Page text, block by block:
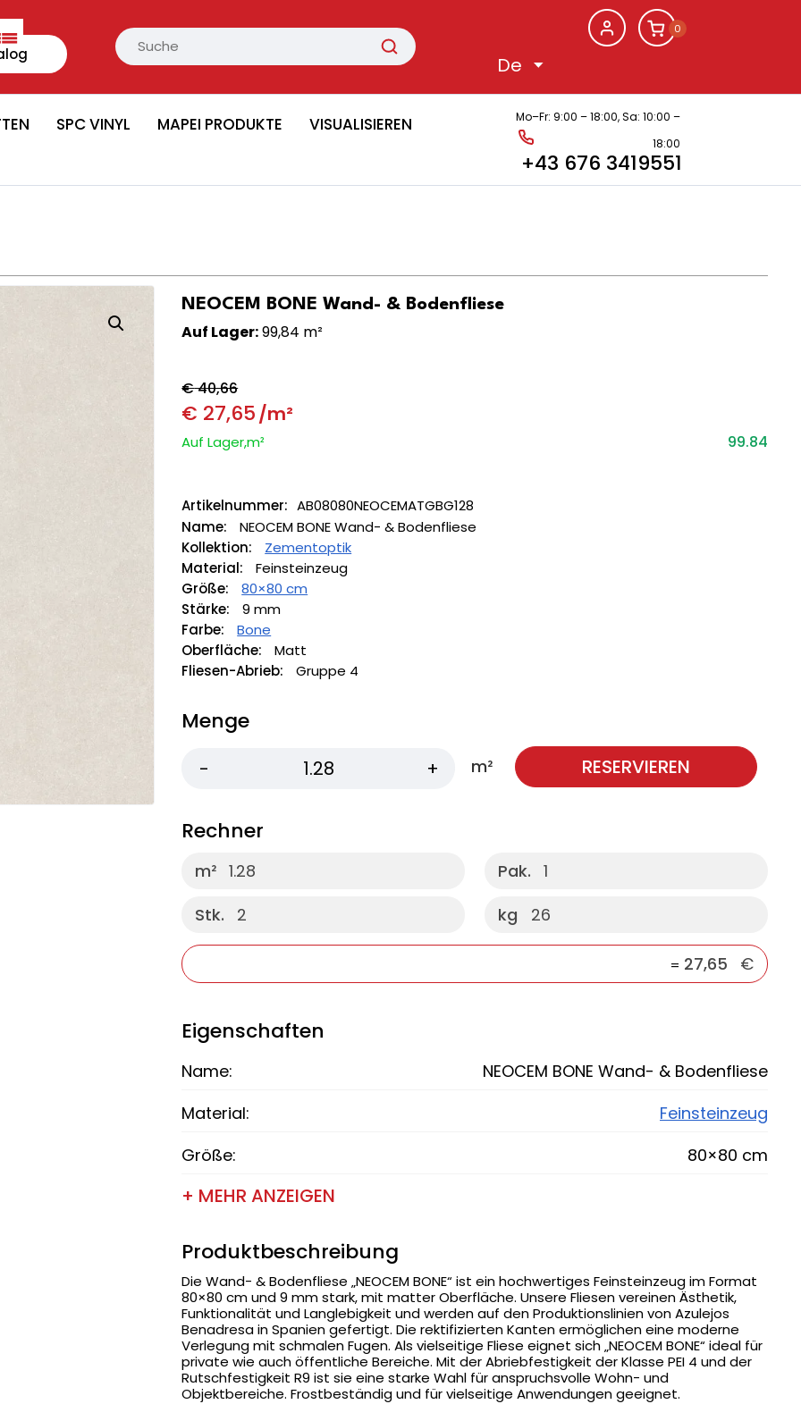
0
SPC VINYL MAPEI PRODUKTE
VISUALISIEREN
Mo–Fr: 9:00 – 18:00,Sa: 10:00 –
18:00
+43 676 3419551
NEOCEM BONE Wand- & Bodenfliese
Auf Lager:99,84 m²
€40,66
€ 27,65/m²
Auf Lager,m² 99.84
Artikelnummer: AB08080NEOCEMATGBG128
Name:
NEOCEM BONE Wand- & Bodenfliese
Kollektion:
Zementoptik
Material:
Feinsteinzeug
Größe:
80×80 cm
Stärke:
9 mm
Farbe:
Bone
Oberfläche:
Matt
Fliesen-Abrieb:
Gruppe 4
Menge
m² RESERVIEREN
Rechner
m² 1.28
Stk.
2
Pak.
1
kg
26
= 27,65 €
Eigenschaften
Name:
NEOCEM BONE Wand- & Bodenfliese
Material:
Feinsteinzeug
Größe:
80×80 cm
+ MEHR ANZEIGEN
Produktbeschreibung
Die Wand- & Bodenfliese „NEOCEM BONE“ ist ein hochwertiges Feinsteinzeug im Format
80×80 cm und 9 mm stark, mit matter Oberfläche. Unsere Fliesen vereinen Ästhetik,
Funktionalität und Langlebigkeit und werden auf den Produktionslinien von Azulejos
Benadresa in Spanien gefertigt. Die rektifizierten Kanten ermöglichen eine moderne
Verlegung mit schmalen Fugen. Als vielseitige Fliese eignet sich „NEOCEM BONE“ ideal für
private wie auch öffentliche Bereiche. Mit der Abriebfestigkeit der Klasse PEI 4 und der
Rutschfestigkeit R9 ist sie eine starke Wahl für anspruchsvolle Wohn- und
Objektbereiche. Frostbeständig und für vielseitige Anwendungen geeignet.